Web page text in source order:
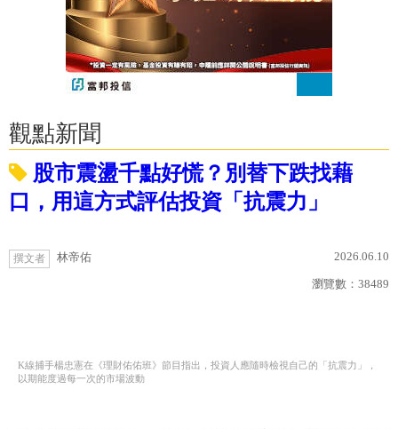
觀點新聞
股市震盪千點好慌？別替下跌找藉
口，用這方式評估投資「抗震力」
撰文者 林帝佑 2026.06.10
瀏覽數： 38489
K線捕手楊忠憲在《理財佑佑班》節目指出，投資人應隨時檢視自己的「抗震力」，
以期能度過每一次的市場波動